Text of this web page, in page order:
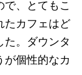
、とてもこ
たカフェはど
。ダウンタ
が個性的なカ